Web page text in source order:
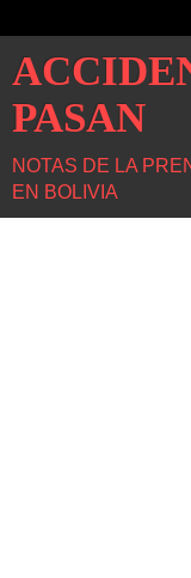
PASAN
NOTAS DE LA
EN BOLIVIA